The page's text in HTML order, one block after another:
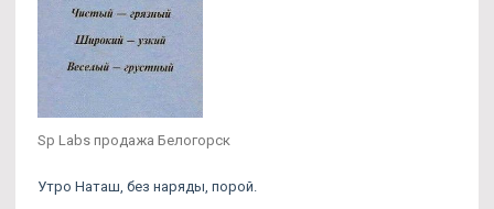
Sp Labs продажа Белогорск
Утро Наташ, без наряды, порой.